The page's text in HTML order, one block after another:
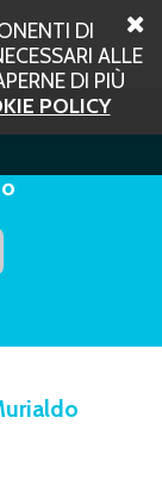
DI
ALLE
DI PIÙ
POLICY